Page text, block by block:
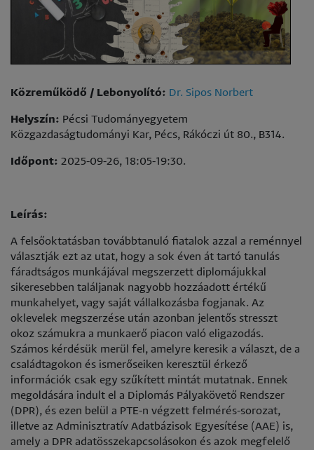
Közreműködő / Lebonyolító: Dr. Sipos Norbert
Helyszín: Pécsi Tudományegyetem
Közgazdaságtudományi Kar, Pécs, Rákóczi út 80., B314.
Időpont: 2025-09-26, 18:05-19:30.
Leírás:
A felsőoktatásban továbbtanuló fiatalok azzal a reménnyel
választják ezt az utat, hogy a sok éven át tartó tanulás
fáradtságos munkájával megszerzett diplomájukkal
sikeresebben találjanak nagyobb hozzáadott értékű
munkahelyet, vagy saját vállalkozásba fogjanak. Az
oklevelek megszerzése után azonban jelentős stresszt
okoz számukra a munkaerő piacon való eligazodás.
Számos kérdésük merül fel, amelyre keresik a választ, de a
családtagokon és ismerőseiken keresztül érkező
információk csak egy szűkített mintát mutatnak. Ennek
megoldására indult el a Diplomás Pályakövető Rendszer
(DPR), és ezen belül a PTE-n végzett felmérés-sorozat,
illetve az Adminisztratív Adatbázisok Egyesítése (AAE) is,
amely a DPR adatösszekapcsolásokon és azok megfelelő